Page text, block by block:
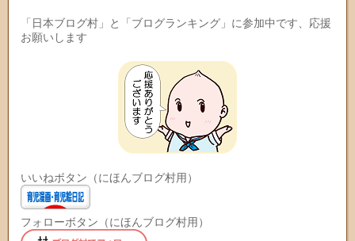
「日本ブログ村」と「ブログランキング」に参加中です、応援
お願いします
いいねボタン（にほんブログ村用）
フォローボタン（にほんブログ村用）